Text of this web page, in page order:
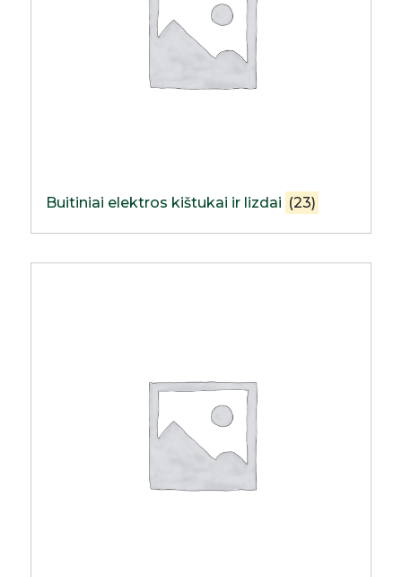
Buitiniai elektros kištukai ir lizdai (23)